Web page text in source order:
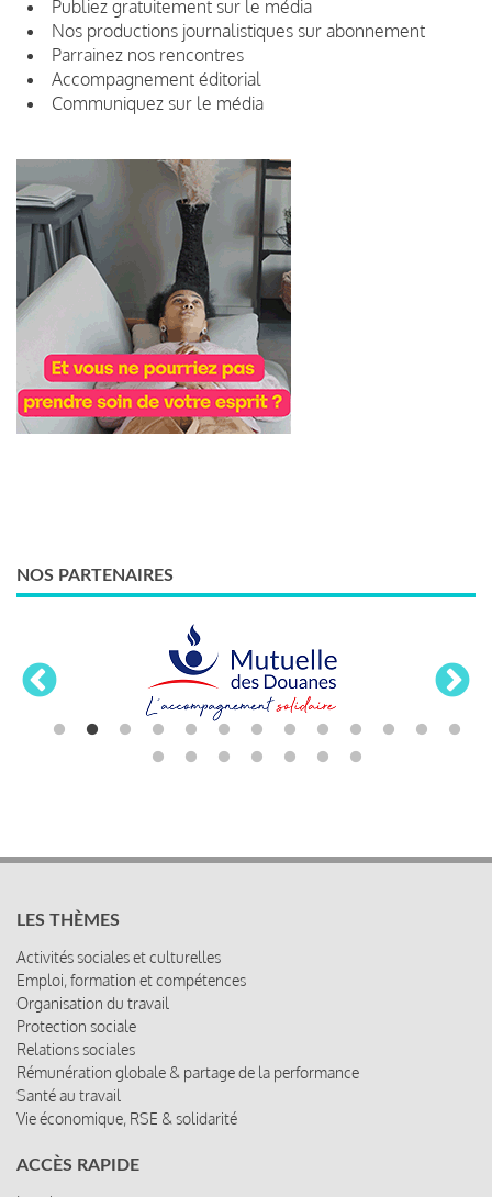
Publiez gratuitement sur le média
Nos productions journalistiques sur abonnement
Parrainez nos rencontres
Accompagnement éditorial
Communiquez sur le média
NOS PARTENAIRES
LES THÈMES
Activités sociales et culturelles
Emploi, formation et compétences
Organisation du travail
Protection sociale
Relations sociales
Rémunération globale & partage de la performance
Santé au travail
Vie économique, RSE & solidarité
ACCÈS RAPIDE